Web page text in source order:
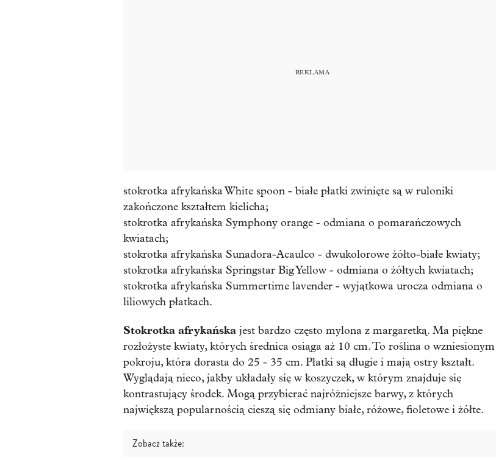
stokrotka afrykańska White spoon - białe płatki zwinięte są w ruloniki
zakończone kształtem kielicha;
stokrotka afrykańska Symphony orange - odmiana o pomarańczowych
kwiatach;
stokrotka afrykańska Sunadora-Acaulco - dwukolorowe żółto-białe kwiaty;
stokrotka afrykańska Springstar Big Yellow - odmiana o żółtych kwiatach;
stokrotka afrykańska Summertime lavender - wyjątkowa urocza odmiana o
liliowych płatkach.
Stokrotka afrykańska jest bardzo często mylona z margaretką. Ma piękne
rozłożyste kwiaty, których średnica osiąga aż 10 cm. To roślina o wzniesionym
pokroju, która dorasta do 25 - 35 cm. Płatki są długie i mają ostry kształt.
Wyglądają nieco, jakby układały się w koszyczek, w którym znajduje się
kontrastujący środek. Mogą przybierać najróżniejsze barwy, z których
największą popularnością cieszą się odmiany białe, różowe, fioletowe i żółte.
Zobacz także: